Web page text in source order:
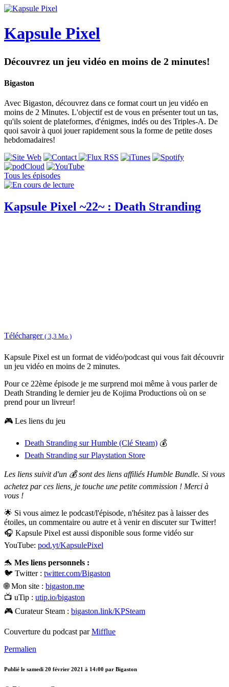
Kapsule Pixel
Découvrez un jeu vidéo en moins de 2 minutes!
Bigaston
Avec Bigaston, découvrez dans ce format court un jeu vidéo en
moins de 2 Minutes. L'objectif est de vous en présenter tout un tas,
qu'ils soient de plateformes, d'énigmes, indés ou des Triples-A. De
quoi savoir à quoi jouer rapidement sous la forme de petite doses
hebdomadaires!
Tous les épisodes
Kapsule Pixel ~22~ : Death Stranding
Télécharger ( 3,3 Mo )
Kapsule Pixel est un format de vidéo/podcast qui vous fait découvrir
un jeu vidéo en moins de 2 minutes.
Pour ce 22ème épisode je me surprend moi même à vous parler de
Death Stranding le dernier jeu de Kojima Productions où on se
prend pour un livreur!
🎮 Les liens du jeu
Death Stranding sur Humble (Clé Steam) 💰
Death Stranding sur Playstation Store
Les liens suivit d'un 💰 sont des liens affiliés Humble Bundle. Si vous
achetez par ces liens, je touche une petite commission ! Merci à
vous !
🌟 Si vous aimez le podcast/l'épisode, n'hésitez pas à laisser des
étoiles, un commentaire ou autre et à venir en discuter sur Twitter!
🎧 Kapsule Pixel est aussi disponible sous forme vidéo sur
YouTube: pod.yt/KapsulePixel
🐬 Mes liens personnels :
🐦 Twitter : twitter.com/Bigaston
🌐 Mon site : bigaston.me
📺 uTip : utip.io/bigaston
🎮 Curateur Steam : bigaston.link/KPSteam
Couverture du podcast parMifflue
Permalien
Publié le samedi 20 février 2021 à 14:00 par Bigaston